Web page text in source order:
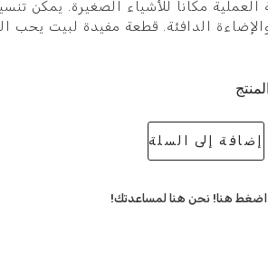
العملية مكاناً للأشياء الصغيرة. يمكن
الدافئة. قطعة مفيدة لبيت يحب
إضافة إلى السلة
اضغط هنا! نحن هنا لمساعدتك!